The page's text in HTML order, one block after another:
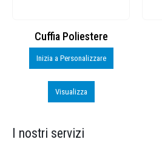
Cuffia Poliestere
Inizia a Personalizzare
Visualizza
I nostri servizi